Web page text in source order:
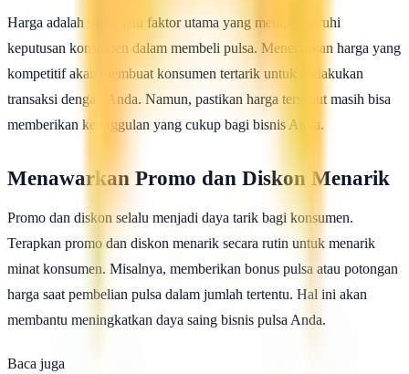
Harga adalah salah satu faktor utama yang mempengaruhi
keputusan konsumen dalam membeli pulsa. Menerapkan harga yang
kompetitif akan membuat konsumen tertarik untuk melakukan
transaksi dengan Anda. Namun, pastikan harga tersebut masih bisa
memberikan keunggulan yang cukup bagi bisnis Anda.
Menawarkan Promo dan Diskon Menarik
Promo dan diskon selalu menjadi daya tarik bagi konsumen.
Terapkan promo dan diskon menarik secara rutin untuk menarik
minat konsumen. Misalnya, memberikan bonus pulsa atau potongan
harga saat pembelian pulsa dalam jumlah tertentu. Hal ini akan
membantu meningkatkan daya saing bisnis pulsa Anda.
Baca juga